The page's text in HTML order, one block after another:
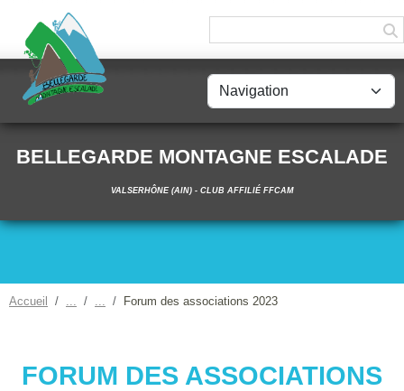
BELLEGARDE MONTAGNE ESCALADE
VALSERHÔNE (AIN) - CLUB AFFILIÉ FFCAM
Accueil Forum des associations 2023
FORUM DES ASSOCIATIONS
Panneau de gestion des cookies